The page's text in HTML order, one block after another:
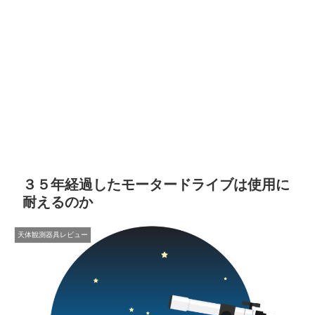
３５年経過したモータードライブは使用に
耐えるのか
天体観測器具レビュー